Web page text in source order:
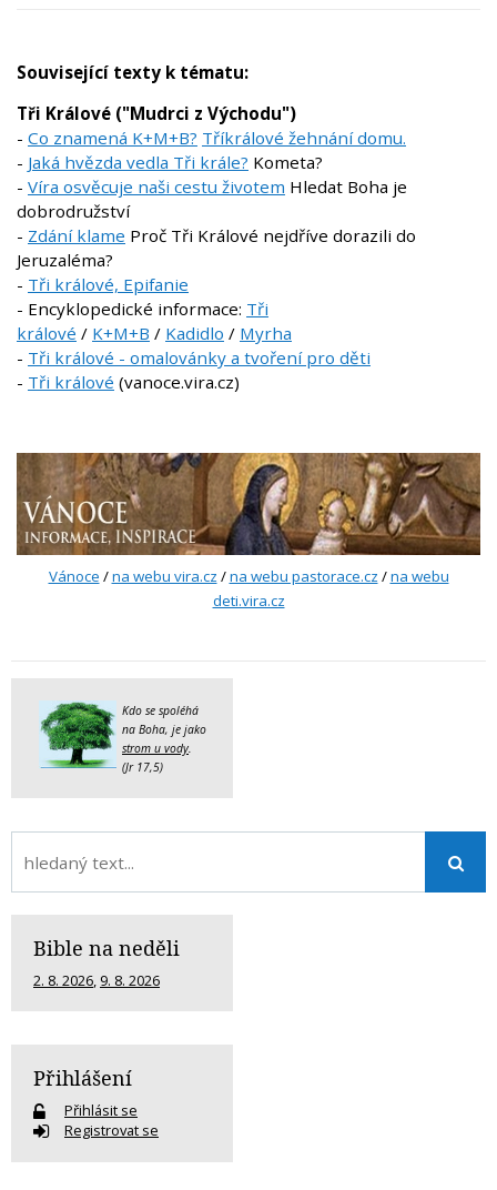
Související texty k tématu:
Tři Králové ("Mudrci z Východu")
- Co znamená K+M+B? Tříkrálové žehnání domu.
- Jaká hvězda vedla Tři krále? Kometa?
- Víra osvěcuje naši cestu životem Hledat Boha je
dobrodružství
- Zdání klame Proč Tři Králové nejdříve dorazili do
Jeruzaléma?
- Tři králové, Epifanie
- Encyklopedické informace: Tři
králové / K+M+B / Kadidlo / Myrha
- Tři králové - omalovánky a tvoření pro děti
- Tři králové (vanoce.vira.cz)
Vánoce /na webu vira.cz /na webu pastorace.cz /na webu
deti.vira.cz
Kdo se spoléhá
na Boha, je jako
strom u vody.
(Jr 17,5)
Bible na neděli
2. 8. 2026, 9. 8. 2026
Přihlášení
Přihlásit se
Registrovat se